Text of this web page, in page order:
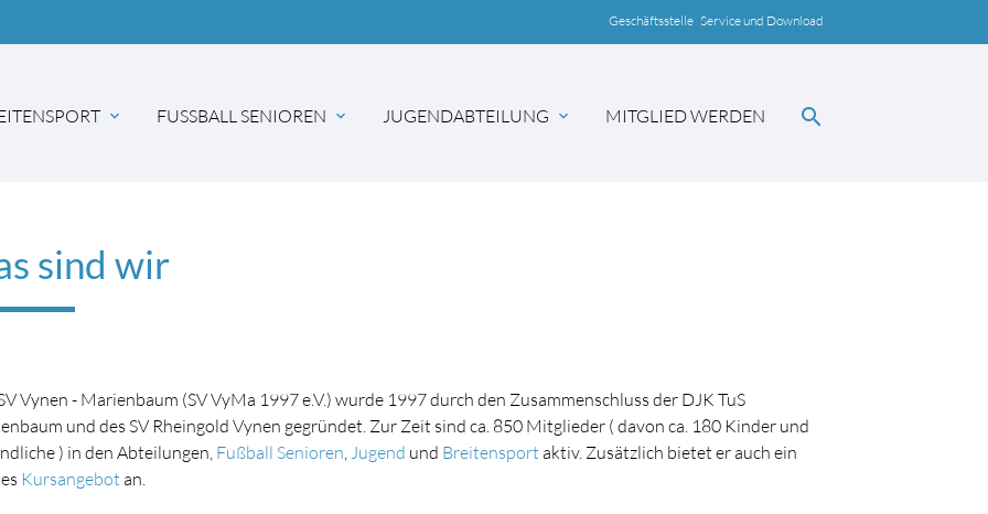
Service und Download
Geschäftsstelle
expand_more FUSSBALL SENIOREN expand_more JUGENDABTEILUNG expand_more MITGLIED WERDEN search
sind wir
Vynen - Marienbaum (SV VyMa 1997 e.V.) wurde 1997 durch den Zusammenschluss der DJK TuS
und des SV Rheingold Vynen gegründet. Zur Zeit sind ca. 850 Mitglieder ( davon ca. 180 Kinder und
) in den Abteilungen, Fußball Senioren Jugend und Breitensport aktiv. Zusätzlich bietet er auch ein
Kursangebot an.